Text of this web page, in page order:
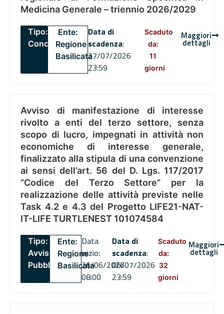
Medicina Generale – triennio 2026/2029
Tipo:
Concorsi
Ente:
Regione
Basilicata
Data di
scadenza:
27/07/2026
23:59
Scaduto
da:
11
giorni
Maggiori
dettagli
Avviso di manifestazione di interesse
rivolto a enti del terzo settore, senza
scopo di lucro, impegnati in attività non
economiche di interesse generale,
finalizzato alla stipula di una convenzione
ai sensi dell’art. 56 del D. Lgs. 117/2017
“Codice del Terzo Settore” per la
realizzazione delle attività previste nelle
Task 4.2 e 4.3 del Progetto LIFE21-NAT-
IT-LIFE TURTLENEST 101074584
Tipo:
Avviso
Pubblico
Ente:
Regione
Basilicata
Data
inizio:
26/06/2026
08:00
Data di
scadenza:
06/07/2026
23:59
Scaduto
da:
32
giorni
Maggiori
dettagli